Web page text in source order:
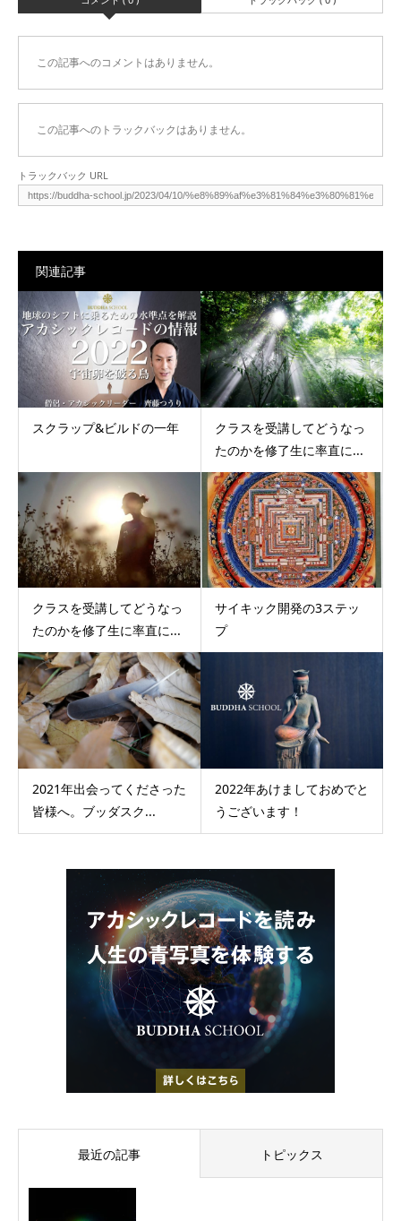
この記事へのコメントはありません。
この記事へのトラックバックはありません。
トラックバック URL
関連記事
スクラップ&ビルドの一年
クラスを受講してどうなっ
たのかを修了生に率直に...
クラスを受講してどうなっ
たのかを修了生に率直に...
サイキック開発の3ステッ
プ
2021年出会ってくださった
皆様へ。ブッダスク...
2022年あけましておめでと
うございます！
最近の記事 トピックス